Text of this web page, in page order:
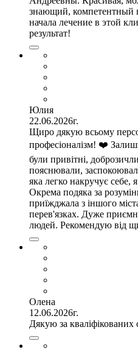
знающий, компетентный
начала лечение в этой
результат!
Юлия
22.06.2026г.
Щиро дякую всьому
професіоналізм! ❤️
були привітні,
пояснювали,
яка легко накручує себе,
Окрема подяка за
приїжджала з іншого
перев'язках. Дуже
людей. Рекомендую від
Олена
12.06.2026г.
Дякую за кваліфікованих